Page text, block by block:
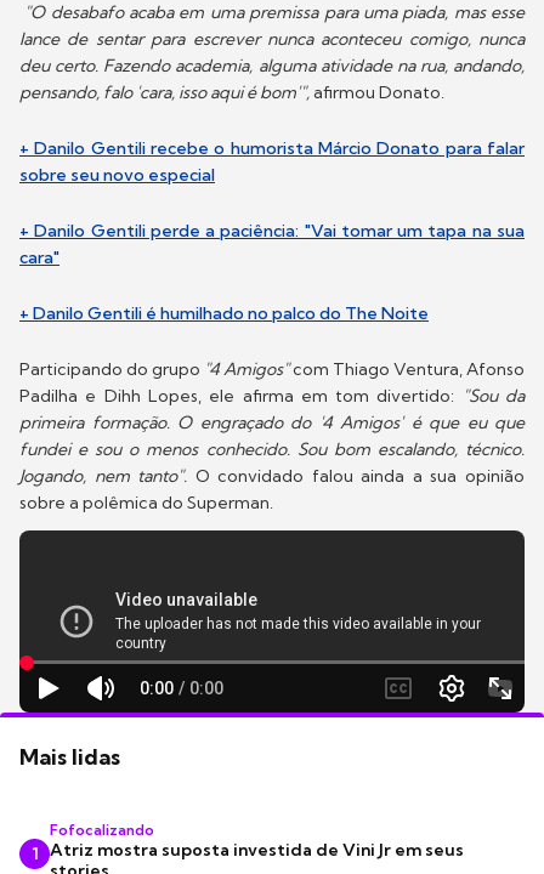
"O desabafo acaba em uma premissa para uma piada, mas esse
lance de sentar para escrever nunca aconteceu comigo, nunca
deu certo. Fazendo academia, alguma atividade na rua, andando,
pensando, falo 'cara, isso aqui é bom'",afirmou Donato.
+ Danilo Gentili recebe o humorista Márcio Donato para falar
sobre seu novo especial
+ Danilo Gentili perde a paciência: "Vai tomar um tapa na sua
cara"
+ Danilo Gentili é humilhado no palco do The Noite
Participando do grupo "4 Amigos"com Thiago Ventura, Afonso
Padilha e Dihh Lopes, ele afirma em tom divertido: "Sou da
primeira formação. O engraçado do '4 Amigos' é que eu que
fundei e sou o menos conhecido. Sou bom escalando, técnico.
Jogando, nem tanto". O convidado falou ainda a sua opinião
sobre a polêmica do Superman.
Mais lidas
1
Fofocalizando
Atriz mostra suposta investida de Vini Jr em seus